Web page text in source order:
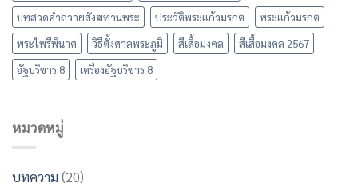
บทสวดคำถวายสังฆทานพระ
ประวัติพระแก้วมรกต
พระแก้วมรกต
พระไพรีพินาศ
วิธีตั้งศาลพระภูมิ สีเสื้อมงคล
สีเสื้อมงคล 2567
อัฐบริขาร 8
เครื่องอัฐบริขาร 8
หมวดหมู่
บทความ (20)